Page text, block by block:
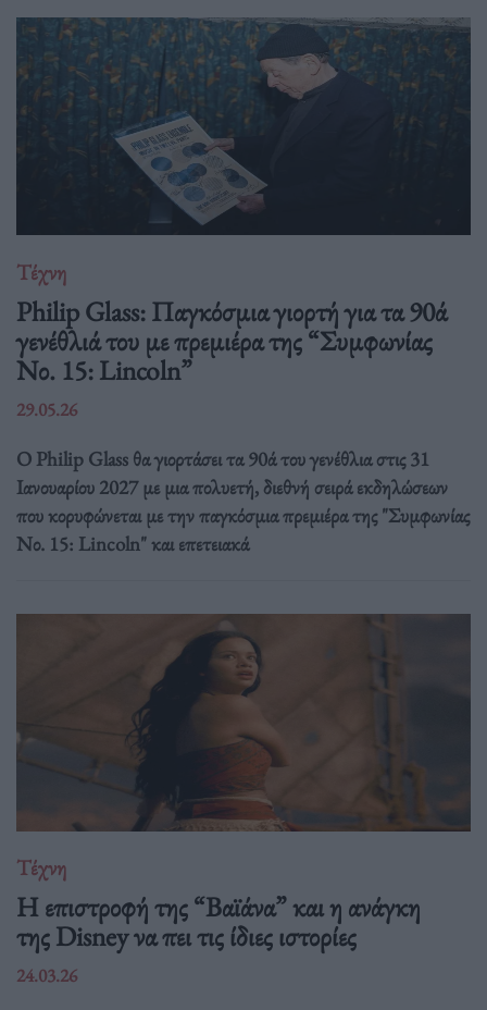
Τέχνη
Philip Glass: Παγκόσμια γιορτή για τα 90ά
γενέθλιά του με πρεμιέρα της “Συμφωνίας
Νο. 15: Lincoln”
29.05.26
Ο Philip Glass θα γιορτάσει τα 90ά του γενέθλια στις 31
Ιανουαρίου 2027 με μια πολυετή, διεθνή σειρά εκδηλώσεων
που κορυφώνεται με την παγκόσμια πρεμιέρα της "Συμφωνίας
Νο. 15: Lincoln" και επετειακά
Τέχνη
Η επιστροφή της “Βαϊάνα” και η ανάγκη
της Disney να πει τις ίδιες ιστορίες
24.03.26